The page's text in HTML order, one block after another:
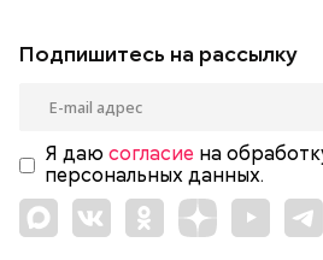
Подпишитесь на рассылку
Я даю согласие на
персональных данных.